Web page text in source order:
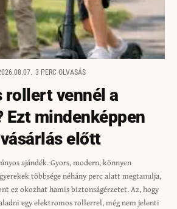
3 PERC OLVASÁS
rollert vennél a
Ezt mindenképpen
előtt
ajándék. Gyors, modern, könnyen
többsége néhány perc alatt megtanulja,
ez okozhat hamis biztonságérzetet. Az, hogy
egy elektromos rollerrel, még nem jelenti